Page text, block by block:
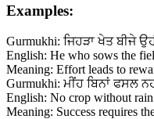
Examples:
Gurmukhi: ਜਿਹੜਾ ਖੇਤ ਬੀਜੇ
English: He who sows the
Meaning: Effort leads to
Gurmukhi: ਮੀਂਹ ਬਿਨਾਂ ਫਸਲ
English: No crop without
Meaning: Success requires